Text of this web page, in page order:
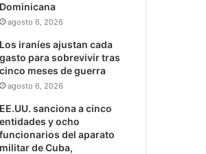
Dominicana
agosto 6, 2026
Los iraníes ajustan cada
gasto para sobrevivir tras
cinco meses de guerra
agosto 6, 2026
EE.UU. sanciona a cinco
entidades y ocho
funcionarios del aparato
militar de Cuba,